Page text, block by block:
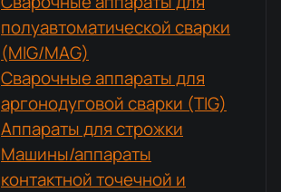
полуавтоматической сварки
(MIG/MAG)
Сварочные аппараты для
аргонодуговой сварки (TIG)
Аппараты для строжки
Машины/аппараты
контактной точечной и